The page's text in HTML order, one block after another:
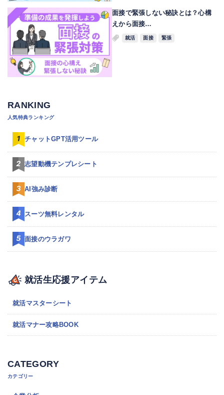
面接で緊張しない秘訣とは？心構
えから面接…
就活 面接 緊張
RANKING
人気特典ランキング
チャットGPT活用ツール
志望動機テンプレシート
AI強み診断
スーツ無料レンタル
面接のウラガワ
就活生応援アイテム
就活マスターシート
就活マナー攻略BOOK
CATEGORY
カテゴリー